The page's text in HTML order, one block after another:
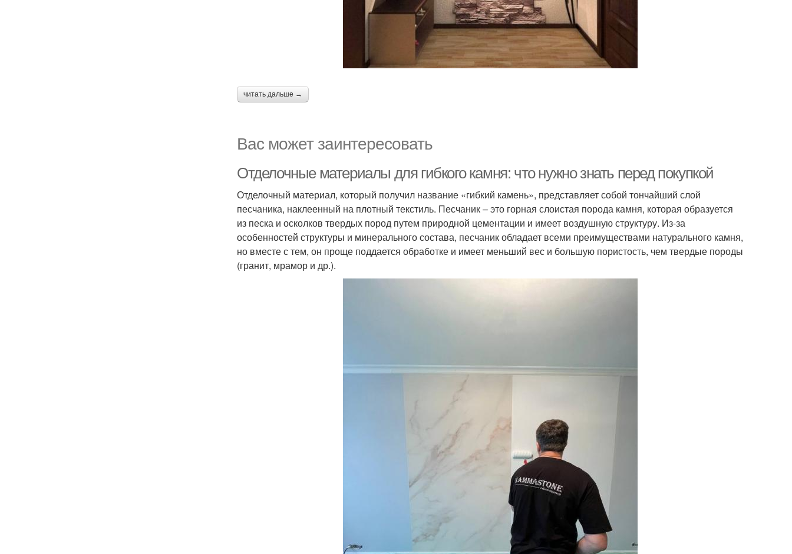
читать дальше →
Вас может заинтересовать
Отделочные материалы для гибкого камня: что нужно знать перед покупкой
Отделочный материал, который получил название «гибкий камень», представляет собой тончайший слой
песчаника, наклеенный на плотный текстиль. Песчаник – это горная слоистая порода камня, которая образуется
из песка и осколков твердых пород путем природной цементации и имеет воздушную структуру. Из-за
особенностей структуры и минерального состава, песчаник обладает всеми преимуществами натурального камня,
но вместе с тем, он проще поддается обработке и имеет меньший вес и большую пористость, чем твердые породы
(гранит, мрамор и др.).